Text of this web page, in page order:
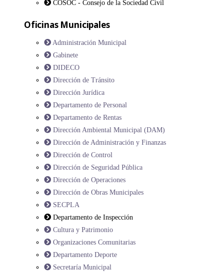
COSOC - Consejo de la Sociedad Civil
Oficinas Municipales
Administración Municipal
Gabinete
DIDECO
Dirección de Tránsito
Dirección Jurídica
Departamento de Personal
Departamento de Rentas
Dirección Ambiental Municipal (DAM)
Dirección de Administración y Finanzas
Dirección de Control
Dirección de Seguridad Pública
Dirección de Operaciones
Dirección de Obras Municipales
SECPLA
Departamento de Inspección
Cultura y Patrimonio
Organizaciones Comunitarias
Departamento Deporte
Secretaría Municipal